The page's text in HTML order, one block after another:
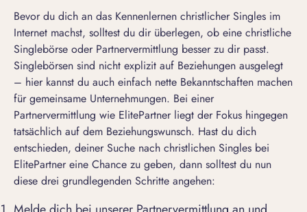
Bevor du dich an das Kennenlernen christlicher Singles im
Internet machst, solltest du dir überlegen, ob eine christliche
Singlebörse oder Partnervermittlung besser zu dir passt.
Singlebörsen sind nicht explizit auf Beziehungen ausgelegt
– hier kannst du auch einfach nette Bekanntschaften machen
für gemeinsame Unternehmungen. Bei einer
Partnervermittlung wie ElitePartner liegt der Fokus hingegen
tatsächlich auf dem Beziehungswunsch. Hast du dich
entschieden, deiner Suche nach christlichen Singles bei
ElitePartner eine Chance zu geben, dann solltest du nun
diese drei grundlegenden Schritte angehen: